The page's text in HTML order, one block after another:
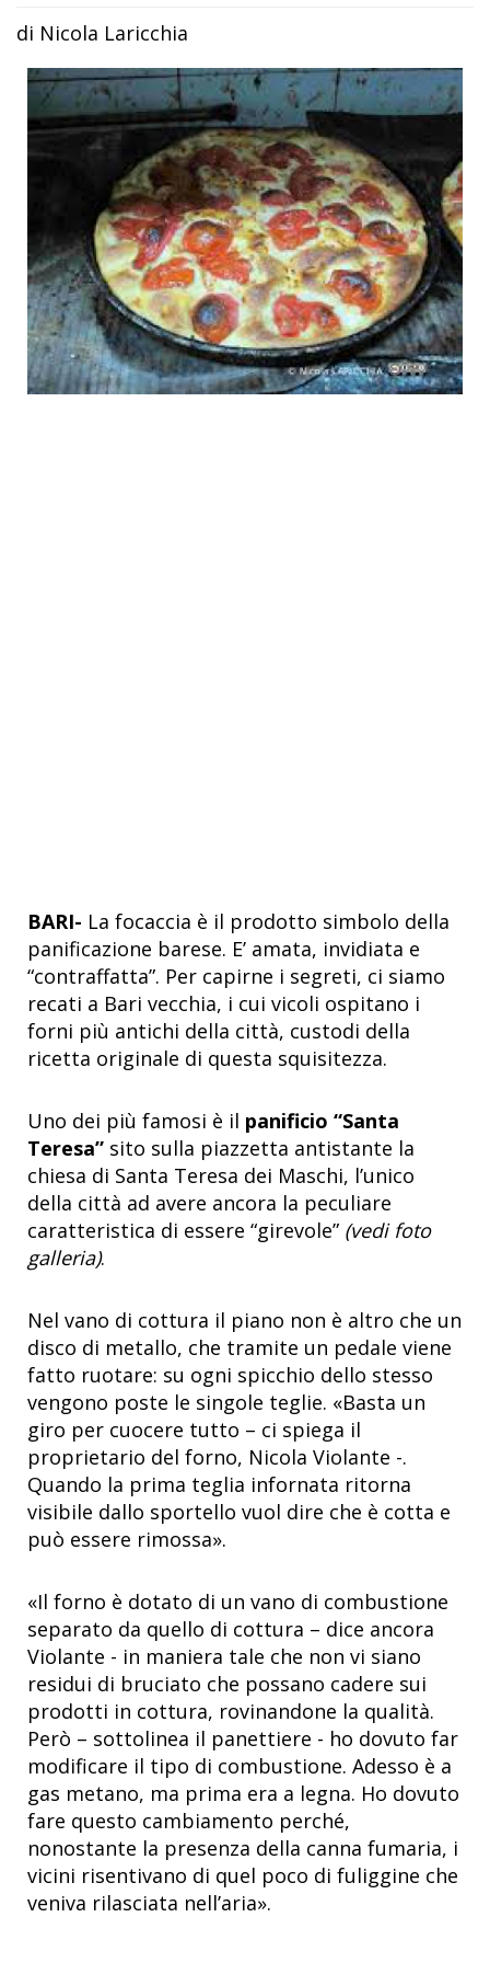
di Nicola Laricchia
BARI- La focaccia è il prodotto simbolo della
panificazione barese. E’ amata, invidiata e
“contraffatta”. Per capirne i segreti, ci siamo
recati a Bari vecchia, i cui vicoli ospitano i
forni più antichi della città, custodi della
ricetta originale di questa squisitezza.
Uno dei più famosi è il panificio “Santa
Teresa” sito sulla piazzetta antistante la
chiesa di Santa Teresa dei Maschi, l’unico
della città ad avere ancora la peculiare
caratteristica di essere “girevole” (vedi foto
galleria).
Nel vano di cottura il piano non è altro che un
disco di metallo, che tramite un pedale viene
fatto ruotare: su ogni spicchio dello stesso
vengono poste le singole teglie. «Basta un
giro per cuocere tutto – ci spiega il
proprietario del forno, Nicola Violante -.
Quando la prima teglia infornata ritorna
visibile dallo sportello vuol dire che è cotta e
può essere rimossa».
«Il forno è dotato di un vano di combustione
separato da quello di cottura – dice ancora
Violante - in maniera tale che non vi siano
residui di bruciato che possano cadere sui
prodotti in cottura, rovinandone la qualità.
Però – sottolinea il panettiere - ho dovuto far
modificare il tipo di combustione. Adesso è a
gas metano, ma prima era a legna. Ho dovuto
fare questo cambiamento perché,
nonostante la presenza della canna fumaria, i
vicini risentivano di quel poco di fuliggine che
veniva rilasciata nell’aria».